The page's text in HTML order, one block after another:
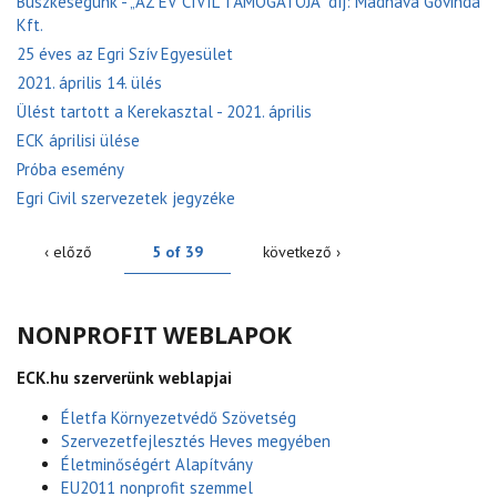
Kft.
25 éves az Egri Szív Egyesület
2021. április 14. ülés
Ülést tartott a Kerekasztal - 2021. április
ECK áprilisi ülése
Próba esemény
Egri Civil szervezetek jegyzéke
‹ előző 5 of 39 következő ›
NONPROFIT WEBLAPOK
ECK.hu szerverünk weblapjai
Életfa Környezetvédő Szövetség
Szervezetfejlesztés Heves megyében
Életminőségért Alapítvány
EU2011 nonprofit szemmel